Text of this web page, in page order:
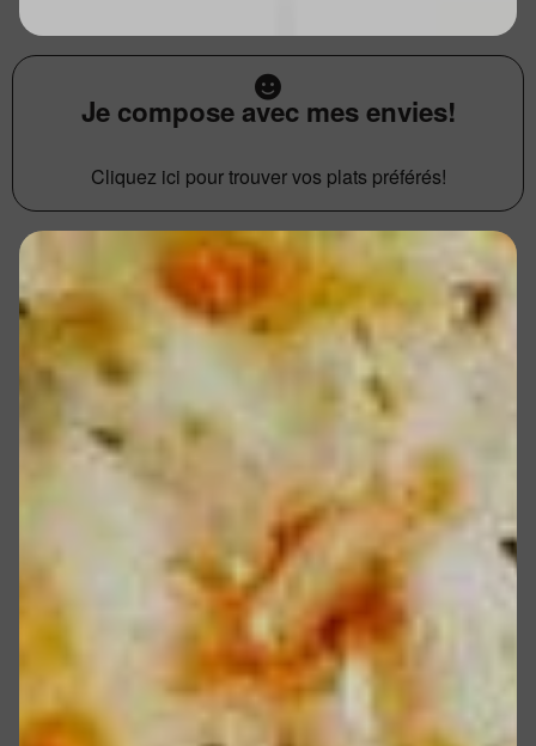
Je compose avec mes envies!
Cliquez ici pour trouver vos plats préférés!